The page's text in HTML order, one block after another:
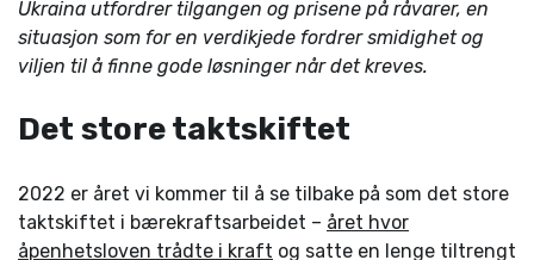
Ukraina utfordrer tilgangen og prisene på råvarer, en
situasjon som for en verdikjede fordrer smidighet og
viljen til å finne gode løsninger når det kreves.
Det store taktskiftet
2022 er året vi kommer til å se tilbake på som det store
taktskiftet i bærekrafts­arbeidet – året hvor
åpenhetsloven trådte i kraft og satte en lenge tiltrengt